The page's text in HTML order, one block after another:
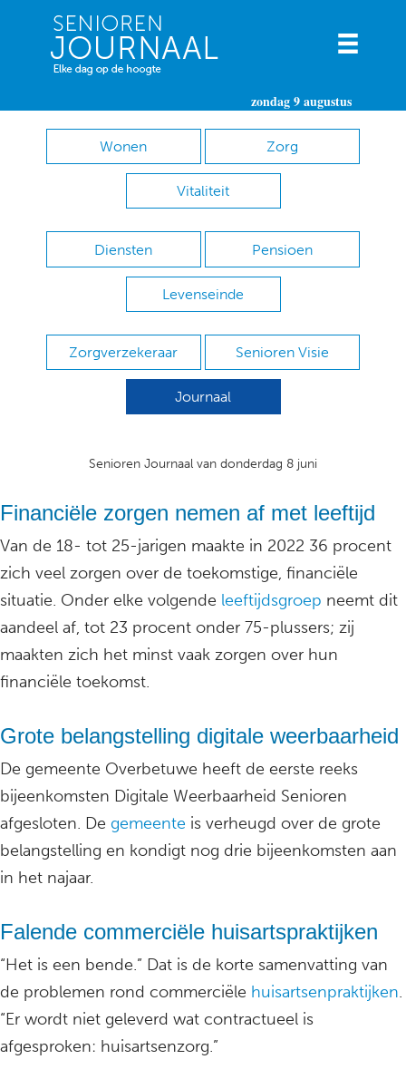
zondag 9 augustus
Wonen Zorg
Vitaliteit
Diensten Pensioen
Levenseinde
Zorgverzekeraar Senioren Visie
Journaal
Senioren Journaal van donderdag 8 juni
Financiële zorgen nemen af met leeftijd
Van de 18- tot 25-jarigen maakte in 2022 36 procent
zich veel zorgen over de toekomstige, financiële
situatie. Onder elke volgende leeftijdsgroep neemt dit
aandeel af, tot 23 procent onder 75-plussers; zij
maakten zich het minst vaak zorgen over hun
financiële toekomst.
Grote belangstelling digitale weerbaarheid
De gemeente Overbetuwe heeft de eerste reeks
bijeenkomsten Digitale Weerbaarheid Senioren
afgesloten. De gemeente is verheugd over de grote
belangstelling en kondigt nog drie bijeenkomsten aan
in het najaar.
Falende commerciële huisartspraktijken
“Het is een bende.” Dat is de korte samenvatting van
de problemen rond commerciële huisartsenpraktijken.
“Er wordt niet geleverd wat contractueel is
afgesproken: huisartsenzorg.”